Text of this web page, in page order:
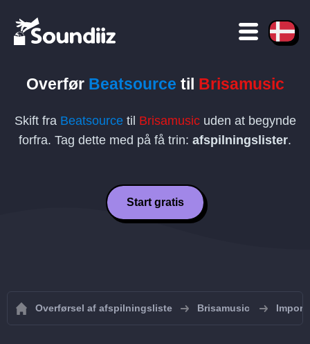
Overfør Beatsource til Brisamusic
Skift fra Beatsourcetil Brisamusicuden at begynde
forfra. Tag dette med på få trin: afspilningslister.
Start gratis
Overførsel af afspilningsliste Brisamusic